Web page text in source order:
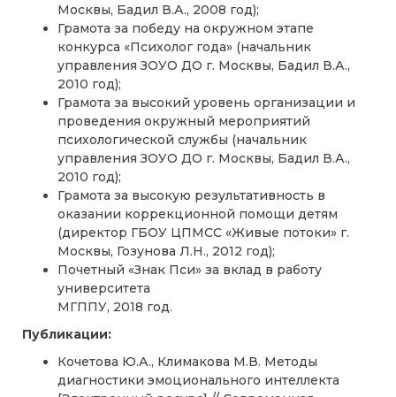
Москвы, Бадил В.А., 2008 год);
Грамота за победу на окружном этапе
конкурса «Психолог года» (начальник
управления ЗОУО ДО г. Москвы, Бадил В.А.,
2010 год);
Грамота за высокий уровень организации и
проведения окружный мероприятий
психологической службы (начальник
управления ЗОУО ДО г. Москвы, Бадил В.А.,
2010 год);
Грамота за высокую результативность в
оказании коррекционной помощи детям
(директор ГБОУ ЦПМСС «Живые потоки» г.
Москвы, Гозунова Л.Н., 2012 год);
Почетный «Знак Пси» за вклад в работу
университета
МГППУ, 2018 год.
Публикации:
Кочетова Ю.А., Климакова М.В. Методы
диагностики эмоционального интеллекта